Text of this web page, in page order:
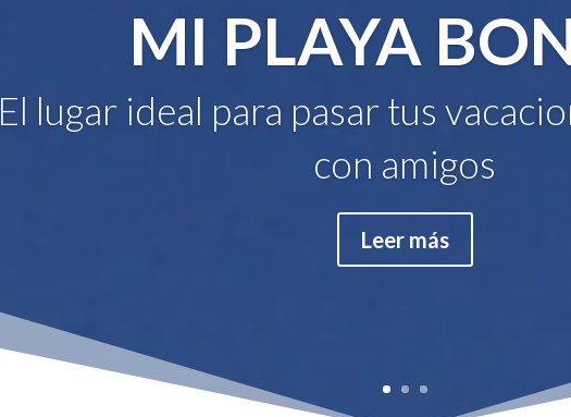
MI PLAYA
El lugar ideal para pasar tus
con amigos
Leer más